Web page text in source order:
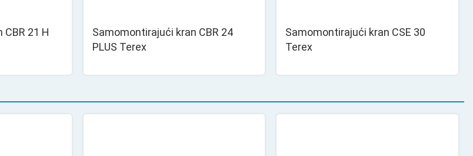
21 H
Samomontirajući kran CBR 24
PLUS Terex
Samomontirajući kran CSE 30
Terex